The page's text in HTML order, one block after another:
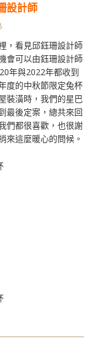
設計師
，看見邱鈺珊設計師
會可以由鈺珊設計師
年與2022年都收到
度的中秋節限定兔杯
裝潢時，我們的星巴
最後定案，總共來回
們都很喜歡，也很謝
來這麼暖心的問候。